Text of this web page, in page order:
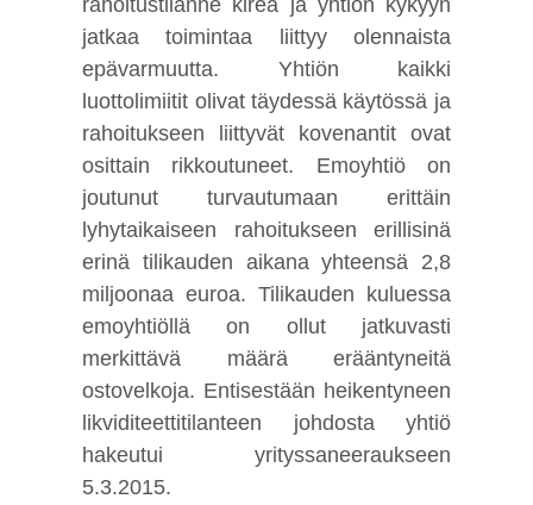
jatkaa toimintaa liittyy olennaista
epävarmuutta. Yhtiön kaikki
luottolimiitit olivat täydessä käytössä ja
rahoitukseen liittyvät kovenantit ovat
osittain rikkoutuneet. Emoyhtiö on
joutunut turvautumaan erittäin
lyhytaikaiseen rahoitukseen erillisinä
erinä tilikauden aikana yhteensä 2,8
miljoonaa euroa. Tilikauden kuluessa
emoyhtiöllä on ollut jatkuvasti
merkittävä määrä erääntyneitä
ostovelkoja. Entisestään heikentyneen
likviditeettitilanteen johdosta yhtiö
hakeutui yrityssaneeraukseen
5.3.2015.